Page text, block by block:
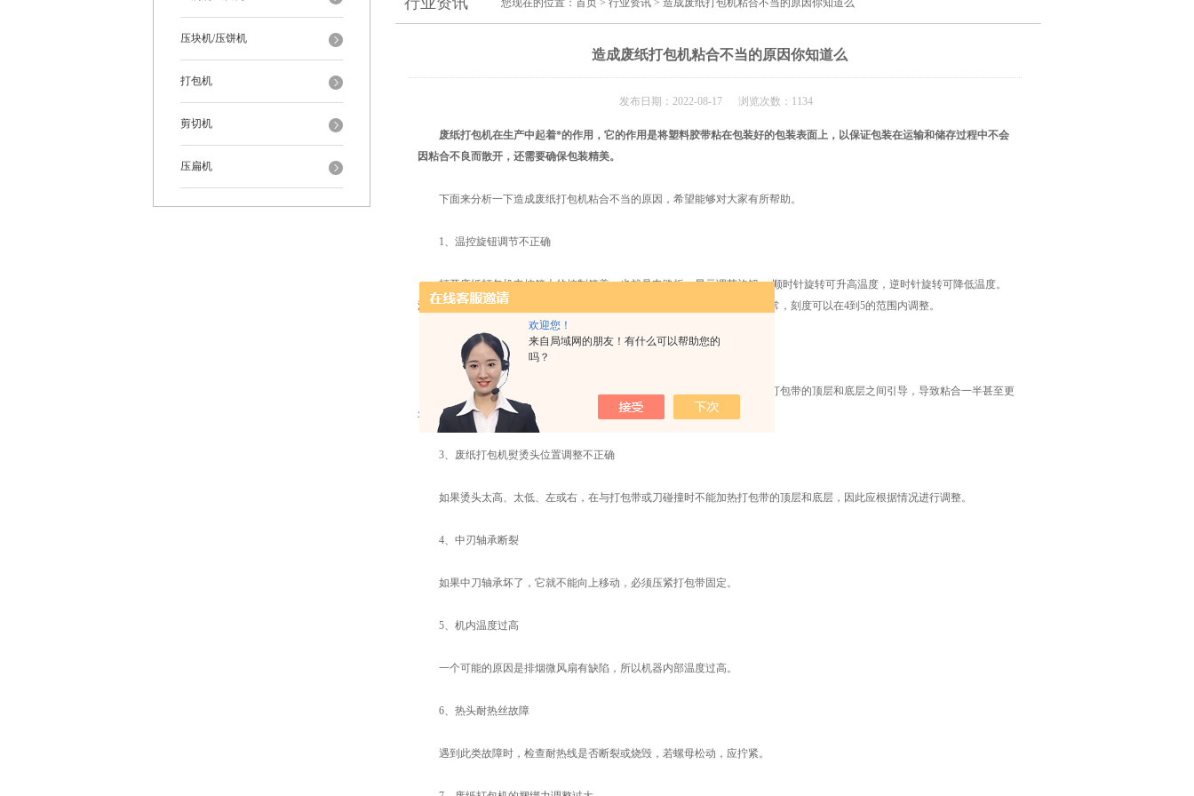
欢迎您！
来自局域网的朋友！有什么可以帮助您的
吗？
压块机/压饼机
打包机
剪切机
压扁机
您现在的位置： 首页 > 行业资讯 > 造成废纸打包机粘合不当的原因你知道么
造成废纸打包机粘合不当的原因你知道么
发布日期：2022-08-17 浏览次数：1134
废纸打包机在生产中起着*的作用，它的作用是将塑料胶带粘在包装好的包装表面上，以保证包装在运输和储存过程中不会
因粘合不良而散开，还需要确保包装精美。
下面来分析一下造成废纸打包机粘合不当的原因，希望能够对大家有所帮助。
1、温控旋钮调节不正确
打开废纸打包机电控箱上的控制箱盖，也就是电路板，显示调节旋钮。 顺时针旋转可升高温度，逆时针旋转可降低温度。
温度过高或过低，粘合效果都不好，因此每次调节范围不要设置得太大。通常，刻度可以在4到5的范围内调整。
2、电热机械手上的拉簧损坏
一个可能的原因是电热怪兽手臂上的长拉力弹簧疲劳，导致热头无法在打包带的顶层和底层之间引导，导致粘合一半甚至更
少。
3、废纸打包机熨烫头位置调整不正确
如果烫头太高、太低、左或右，在与打包带或刀碰撞时不能加热打包带的顶层和底层，因此应根据情况进行调整。
4、中刃轴承断裂
如果中刀轴承坏了，它就不能向上移动，必须压紧打包带固定。
5、机内温度过高
一个可能的原因是排烟微风扇有缺陷，所以机器内部温度过高。
6、热头耐热丝故障
遇到此类故障时，检查耐热线是否断裂或烧毁，若螺母松动，应拧紧。